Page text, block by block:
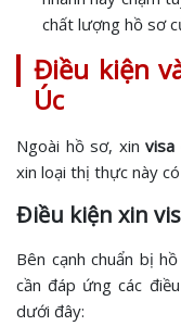
chất lượng hồ sơ
Điều kiện
Úc
Ngoài hồ sơ, xin visa
xin loại thị thực này
Điều kiện xin
Bên cạnh chuẩn bị
cần đáp ứng các
dưới đây: